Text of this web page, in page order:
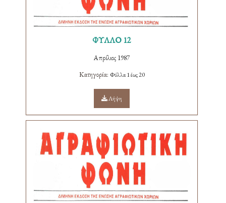
ΦΥΛΛΟ 12
Απρίλιος 1987
Κατηγορία: Φύλλα 1 έως 20
Λήψη